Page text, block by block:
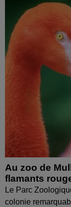
Au zoo de
flamants
Le Parc
colonie